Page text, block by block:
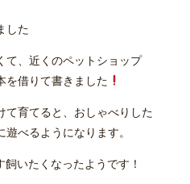
した
て、近くのペットショップ
を借りて書きました
て育てると、おしゃべりした
べるようになります。
いたくなったようです！